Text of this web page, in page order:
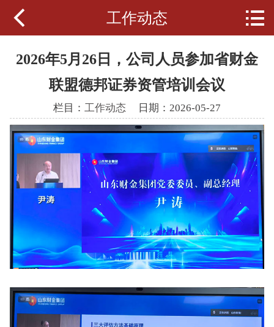
新闻动态
经营范围
党群工作
通知公告
人力资源
政策法规
 工作动态 
2026年5月26日，公司人员参加省财金
联盟德邦证券资管培训会议
栏目： 工作动态 日期：2026-05-27